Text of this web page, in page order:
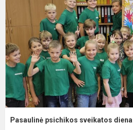
Pasaulinė psichikos sveikatos diena